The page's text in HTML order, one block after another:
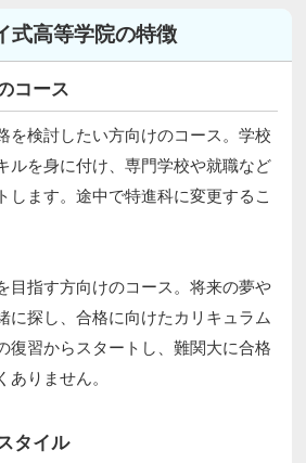
式高等学院の特徴
コース
を検討したい方向けのコース。学校
ルを身に付け、専門学校や就職など
します。途中で特進科に変更するこ
目指す方向けのコース。将来の夢や
に探し、合格に向けたカリキュラム
復習からスタートし、難関大に合格
ありません。​
タイル​